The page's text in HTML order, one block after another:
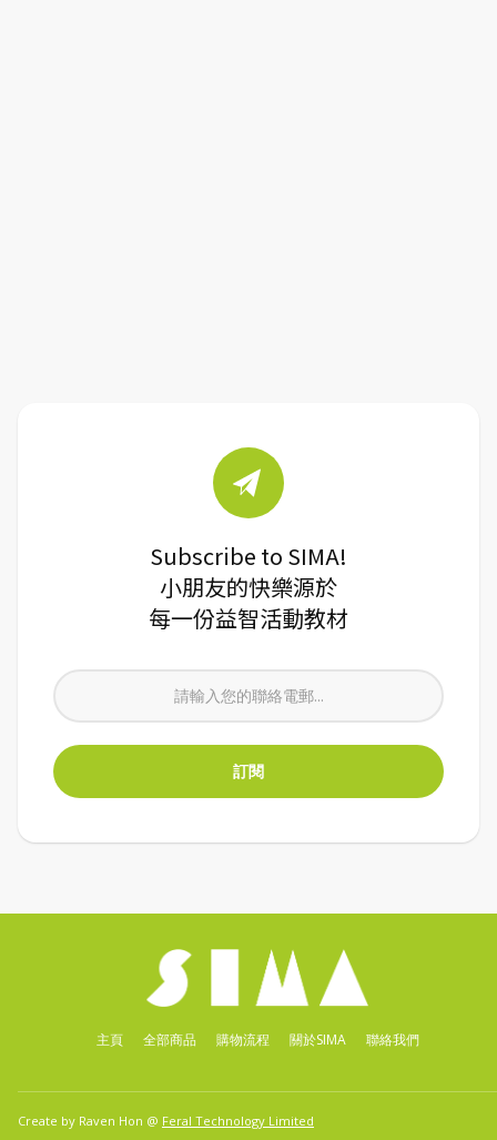
Subscribe to SIMA!
小朋友的快樂源於
每一份益智活動教材
主頁 全部商品 購物流程 關於SIMA 聯絡我們
Create by Raven Hon @ Feral Technology Limited